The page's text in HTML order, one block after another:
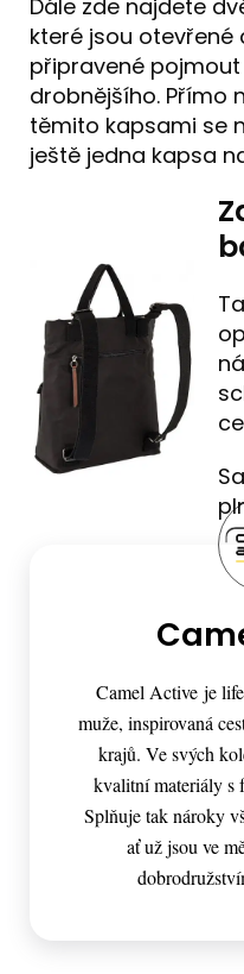
Dále zde najdete
které jsou otevřené
připravené
drobnějšího. Přímo
těmito kapsami se
ještě jedna kapsa
Camel Active je
muže, inspirovaná
krajů. Ve svých
kvalitní materiály s
Splňuje tak nároky
ať už jsou ve